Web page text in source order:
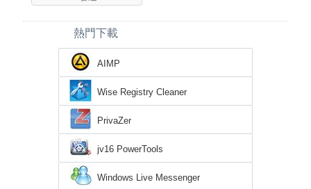
熱門下載
AIMP
Wise Registry Cleaner
PrivaZer
jv16 PowerTools
Windows Live Messenger